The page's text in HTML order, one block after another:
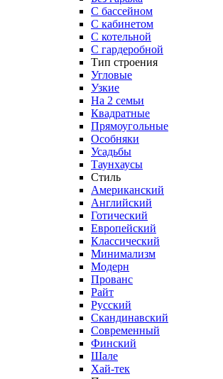
С бассейном
С кабинетом
С котельной
С гардеробной
Тип строения
Угловые
Узкие
На 2 семьи
Квадратные
Прямоугольные
Особняки
Усадьбы
Таунхаусы
Стиль
Американский
Английский
Готический
Европейский
Классический
Минимализм
Модерн
Прованс
Райт
Русский
Скандинавский
Современный
Финский
Шале
Хай-тек